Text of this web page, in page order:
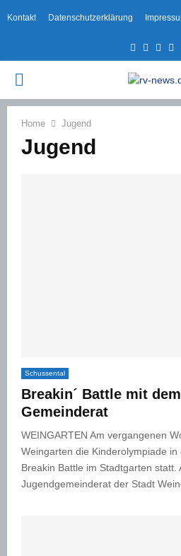
Kontakt Datenschutzerklärung
Facebook
Twitter
PRIMARY
MENU
Home Jugend
Jugend
Schussental
Breakin´ Battle mit
Gemeinderat
WEINGARTEN Am vergangenen
Weingarten die Kinderolympiade
Breakin Battle im Stadtgarten statt.
Jugendgemeinderat der Stadt